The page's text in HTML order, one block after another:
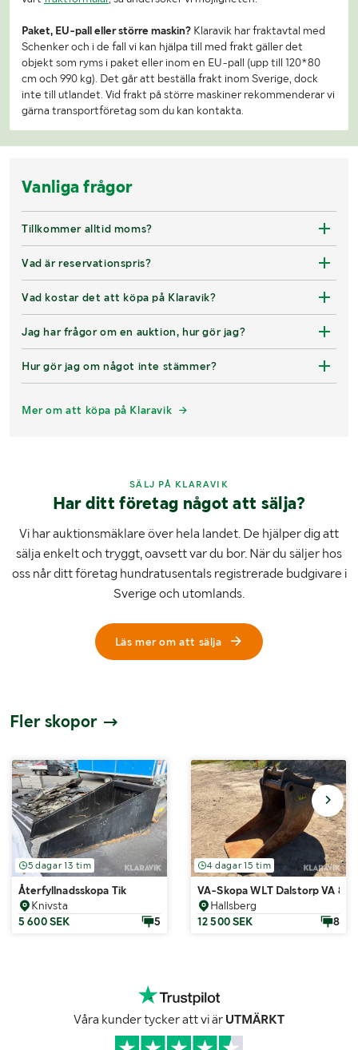
Paket, EU-pall eller större maskin? Klaravik har fraktavtal med
Schenker och i de fall vi kan hjälpa till med frakt gäller det
objekt som ryms i paket eller inom en EU-pall (upp till 120*80
cm och 990 kg). Det går att beställa frakt inom Sverige, dock
inte till utlandet. Vid frakt på större maskiner rekommenderar vi
gärna transportföretag som du kan kontakta.
Vanliga frågor
Tillkommer alltid moms?
Vad är reservationspris?
Vad kostar det att köpa på Klaravik?
Jag har frågor om en auktion, hur gör jag?
Hur gör jag om något inte stämmer?
Mer om att köpa på Klaravik
SÄLJ PÅ KLARAVIK
Har ditt företag något att sälja?
Vi har auktionsmäklare över hela landet. De hjälper dig att
sälja enkelt och tryggt, oavsett var du bor. När du säljer hos
oss når ditt företag hundratusentals registrerade budgivare i
Sverige och utomlands.
Läs mer om att sälja
Fler skopor
5 dagar 13 tim
Återfyllnadsskopa Tik
Knivsta
5 600 SEK
5
4 dagar 15 tim
VA-Skopa WLT Dalstorp VA
Hallsberg
12 500 SEK
8
Våra kunder tycker att vi är UTMÄRKT